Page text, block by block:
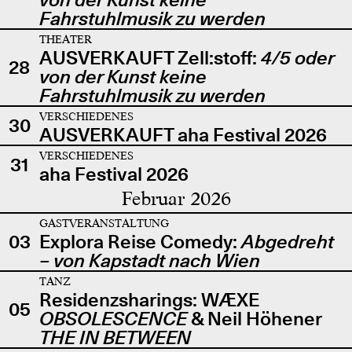
Fahrstuhlmusik zu werden
28
THEATER
AUSVERKAUFT Zell:stoff: 4/5 oder
von der Kunst keine
Fahrstuhlmusik zu werden
30
VERSCHIEDENES
AUSVERKAUFT aha Festival 2026
31
VERSCHIEDENES
aha Festival 2026
Februar 2026
03
GASTVERANSTALTUNG
Explora Reise Comedy:Abgedreht
– von Kapstadt nach Wien
05
TANZ
Residenzsharings: WÆXE
OBSOLESCENCE& Neil Höhener
THE IN BETWEEN